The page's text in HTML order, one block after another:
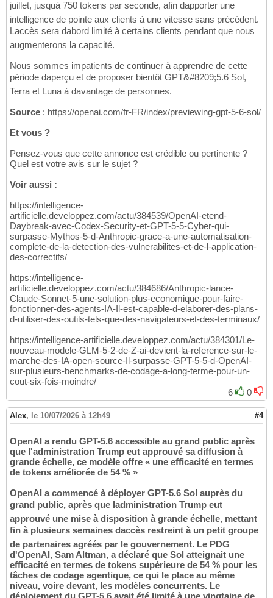
juillet, jusquà 750 tokens par seconde, afin dapporter une
intelligence de pointe aux clients à une vitesse sans précédent.
Laccès sera dabord limité à certains clients pendant que nous
augmenterons la capacité.
Nous sommes impatients de continuer à apprendre de cette
période daperçu et de proposer bientôt GPT&#8209;5.6 Sol,
Terra et Luna à davantage de personnes.
Source : https://openai.com/fr-FR/index/previewing-gpt-5-6-sol/
Et vous ?
Pensez-vous que cette annonce est crédible ou pertinente ?
Quel est votre avis sur le sujet ?
Voir aussi :
https://intelligence-
artificielle.developpez.com/actu/384539/OpenAI-etend-
Daybreak-avec-Codex-Security-et-GPT-5-5-Cyber-qui-
surpasse-Mythos-5-d-Anthropic-grace-a-une-automatisation-
complete-de-la-detection-des-vulnerabilites-et-de-l-application-
des-correctifs/
https://intelligence-
artificielle.developpez.com/actu/384686/Anthropic-lance-
Claude-Sonnet-5-une-solution-plus-economique-pour-faire-
fonctionner-des-agents-IA-Il-est-capable-d-elaborer-des-plans-
d-utiliser-des-outils-tels-que-des-navigateurs-et-des-terminaux/
https://intelligence-artificielle.developpez.com/actu/384301/Le-
nouveau-modele-GLM-5-2-de-Z-ai-devient-la-reference-sur-le-
marche-des-IA-open-source-Il-surpasse-GPT-5-5-d-OpenAI-
sur-plusieurs-benchmarks-de-codage-a-long-terme-pour-un-
cout-six-fois-moindre/
6
0
Alex, le 10/07/2026 à 12h49 #4
OpenAI a rendu GPT-5.6 accessible au grand public après
que l'administration Trump eut approuvé sa diffusion à
grande échelle, ce modèle offre « une efficacité en termes
de tokens améliorée de 54 % »
OpenAI a commencé à déployer GPT-5.6 Sol auprès du
grand public, après que ladministration Trump eut
approuvé une mise à disposition à grande échelle, mettant
fin à plusieurs semaines daccès restreint à un petit groupe
de partenaires agréés par le gouvernement. Le PDG
d'OpenAI, Sam Altman, a déclaré que Sol atteignait une
efficacité en termes de tokens supérieure de 54 % pour les
tâches de codage agentique, ce qui le place au même
niveau, voire devant, les modèles concurrents. Le